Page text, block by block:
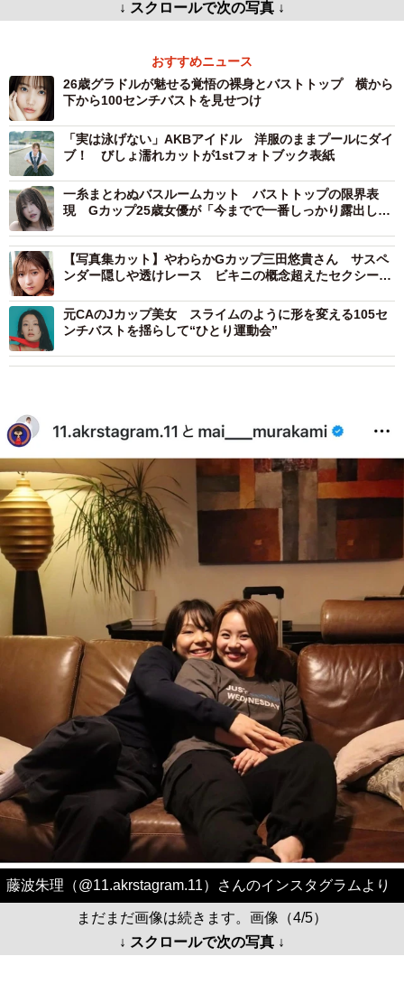
↓ スクロールで次の写真 ↓
おすすめニュース
26歳グラドルが魅せる覚悟の裸身とバストトップ 横から
下から100センチバストを見せつけ
「実は泳げない」AKBアイドル 洋服のままプールにダイ
ブ！ びしょ濡れカットが1stフォトブック表紙
一糸まとわぬバスルームカット バストトップの限界表
現 Gカップ25歳女優が「今までで一番しっかり露出して
【写真集カット】やわらかGカップ三田悠貴さん サスペ
ンダー隠しや透けレース ビキニの概念超えたセクシー衣
元CAのJカップ美女 スライムのように形を変える105セ
ンチバストを揺らして“ひとり運動会”
藤波朱理（@11.akrstagram.11）さんのインスタグラムより
まだまだ画像は続きます。画像（4/5）
↓ スクロールで次の写真 ↓